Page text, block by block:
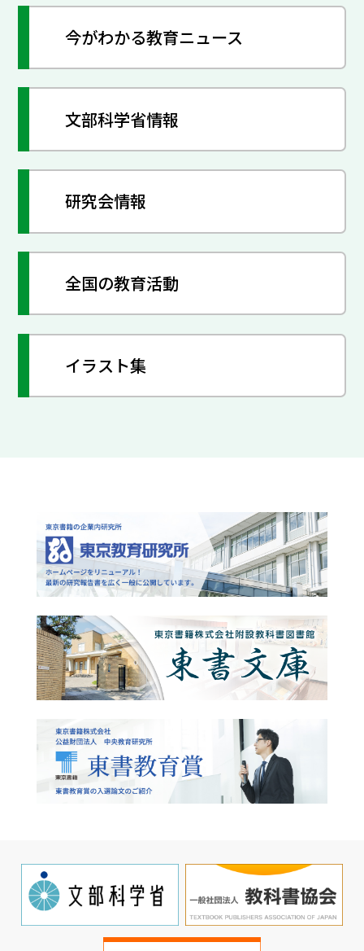
今がわかる教育ニュース
文部科学省情報
研究会情報
全国の教育活動
イラスト集